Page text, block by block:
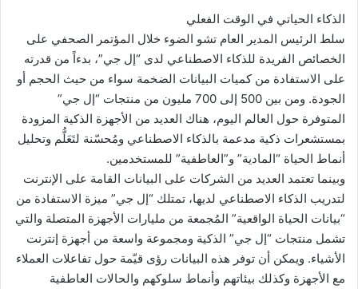
الذكاء الحياتي في الوقت الفعلي
سلط الرئيس المدير العام تشو الضوء خلال المؤتمر الصحفي على
الخصائص الفريدة للذكاء الاصطناعي لدى “إل جي”، بدءاً من قدرته
على الاستفادة من كميات البيانات الضخمة سواء من حيث الحجم أو
الجودة. ومن بين 500 إلى 700 مليون من منتجات “إل جي”
المتوفرة حول العالم اليوم، هناك العديد من الأجهزة الذكية المزودة
بمستشعرات ذكية مدعمة بالذكاء الاصطناعي ومُحسّنة لتَعَلُّم وتحليل
أنماط الحياة “المادية” و”العاطفية” للمستخدمين.
وبينما تعتمد العديد من الشركات على البيانات القامة على الإنترنت
لتدريب الذكاء الاصطناعي لديها، تمتلك “إل جي” ميزة الاستفادة من
“بيانات الحياة الواقعية” المُجمعة من مليارات الأجهزة المتصلة والتي
تشمل منتجات “إل جي” الذكية ومجموعة واسعة من أجهزة إنترنت
الأشياء. ويمكن أن توفر هذه البيانات رؤى قيّمة حول تفاعلات العملاء
مع الأجهزة وكذلك بيئاتهم وأنماط سلوكهم والحالات العاطفية